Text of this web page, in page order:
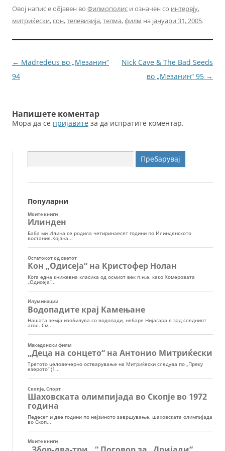
c
e
b
o
itt
er
ai
l
ss
e
n
g
Овој напис е објавен во Филмополис и означен со интервју,
митриќески,сон,телевизија,телма,филм на јануари 31, 2005.
Навигација
за
← Madredeus во „Мезанин“
94
Nick Cave & The Bad Seeds
во „Мезанин“ 95 →
Напишете коментар
Мора да се пријавите за да испратите коментар.
за:
Популарни